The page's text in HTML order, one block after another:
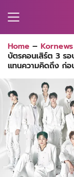
for:
Home – Kornews
บัตรคอนเสิร์ต 3 ร
แทนความคิดถึง ก่อ